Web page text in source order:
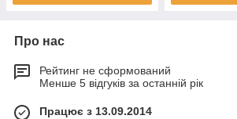
Про нас
Рейтинг не сформований
Менше 5 відгуків за останній рік
Працює з 13.09.2014